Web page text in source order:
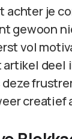
achter je
gewoon
vol
creatief